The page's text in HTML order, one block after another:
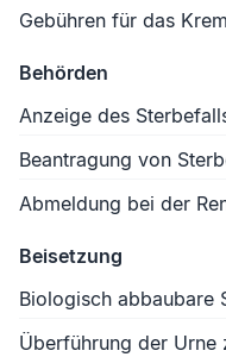
Gebühren für das
Behörden
Anzeige des
Beantragung von
Abmeldung bei der
Beisetzung
Biologisch abbaubare
Überführung der Urne